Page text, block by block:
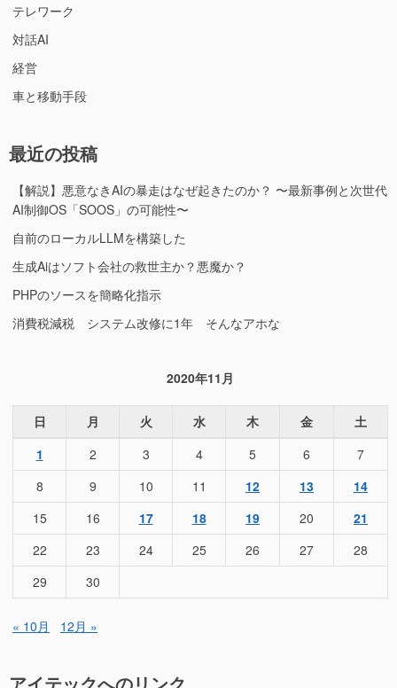
テレワーク
対話AI
経営
車と移動手段
最近の投稿
【解説】悪意なきAIの暴走はなぜ起きたのか？ 〜最新事例と次世代
AI制御OS「SOOS」の可能性〜
自前のローカルLLMを構築した
生成Aiはソフト会社の救世主か？悪魔か？
PHPのソースを簡略化指示
消費税減税 システム改修に1年 そんなアホな
2020年11月
日 月 火 水 木 金
土
1
2 3 4 5 6
7
8
9 10 11 12 13
14
15
16 17 18 19 20
21
22
23 24 25 26 27
28
29
30
« 10月 12月 »